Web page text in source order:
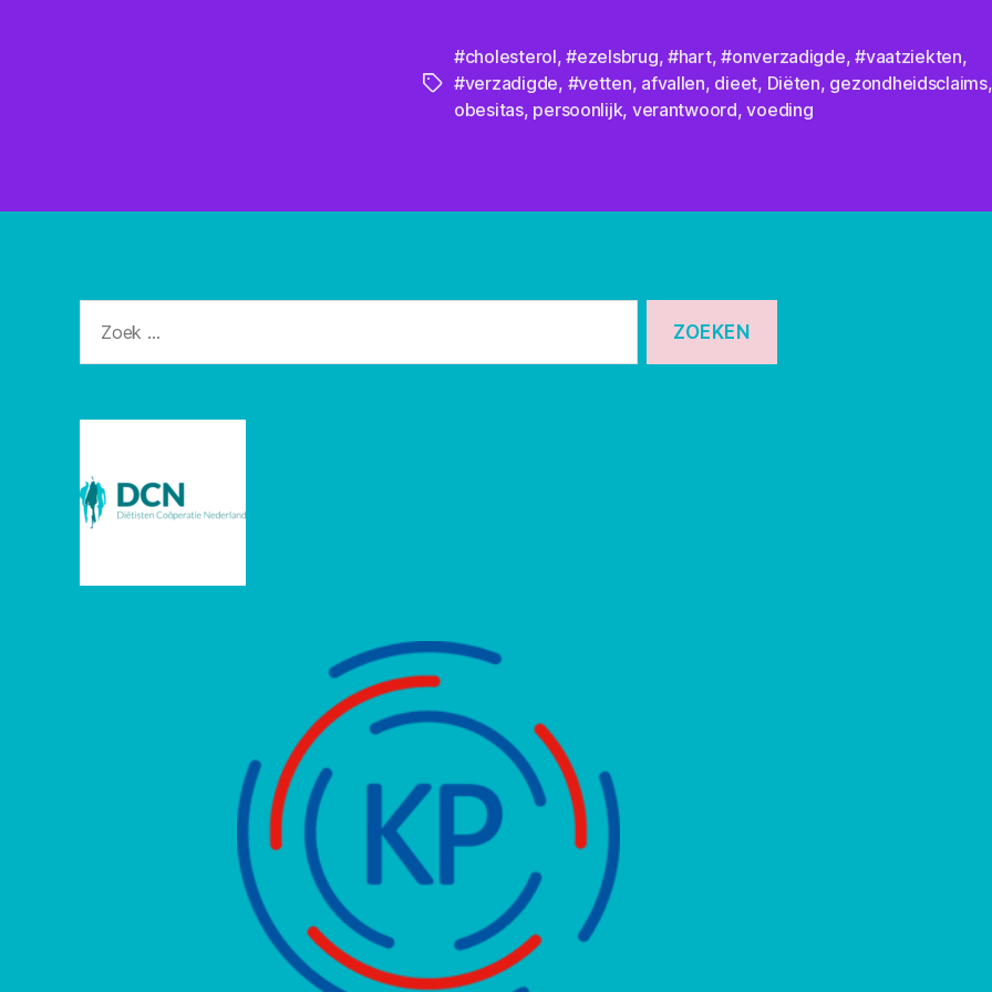
Tags
#cholesterol,#ezelsbrug,#hart,#onverzadigde,#vaatziekten,
#verzadigde, #vetten, afvallen, dieet, Diëten, gezondheidsclaims,
obesitas, persoonlijk, verantwoord,voeding
naar: